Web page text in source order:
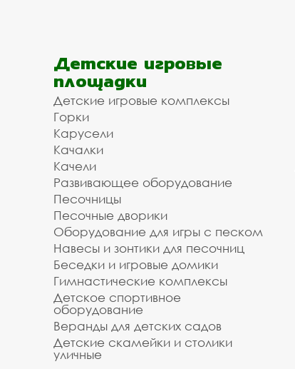
Детские игровые
площадки
Детские игровые комплексы
Горки
Карусели
Качалки
Качели
Развивающее оборудование
Песочницы
Песочные дворики
Оборудование для игры с песком
Навесы и зонтики для песочниц
Беседки и игровые домики
Гимнастические комплексы
Детское спортивное
оборудование
Веранды для детских садов
Детские скамейки и столики
уличные